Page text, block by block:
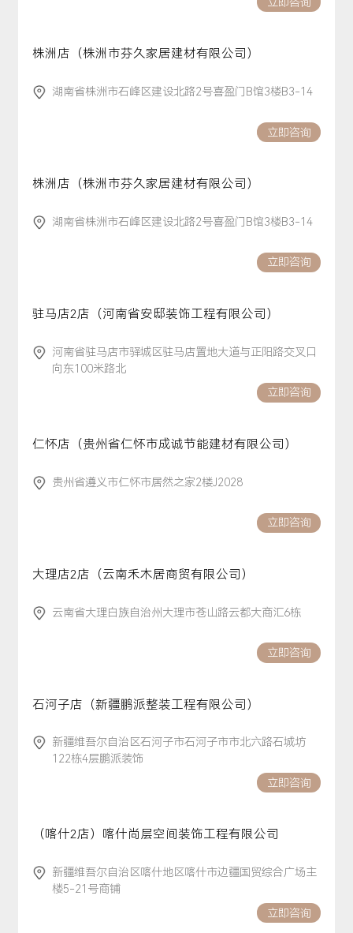
株洲店（株洲市芬久家居建材有限公司）
湖南省株洲市石峰区建设北路2号喜盈门B馆3楼B3-14
立即咨询
株洲店（株洲市芬久家居建材有限公司）
湖南省株洲市石峰区建设北路2号喜盈门B馆3楼B3-14
立即咨询
驻马店2店（河南省安邸装饰工程有限公司）
河南省驻马店市驿城区驻马店置地大道与正阳路交叉口
向东100米路北
立即咨询
仁怀店（贵州省仁怀市成诚节能建材有限公司）
贵州省遵义市仁怀市居然之家2楼J2028
立即咨询
大理店2店（云南禾木居商贸有限公司）
云南省大理白族自治州大理市苍山路云都大商汇6栋
立即咨询
石河子店（新疆鹏派整装工程有限公司）
新疆维吾尔自治区石河子市石河子市市北六路石城坊
122栋4层鹏派装饰
立即咨询
（喀什2店）喀什尚层空间装饰工程有限公司
新疆维吾尔自治区喀什地区喀什市边疆国贸综合广场主
楼5-21号商铺
立即咨询